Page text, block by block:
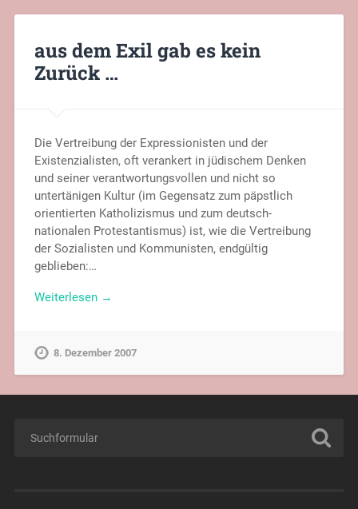
aus dem Exil gab es kein
Zurück …
Die Vertreibung der Expressionisten und der
Existenzialisten, oft verankert in jüdischem Denken
und seiner verantwortungsvollen und nicht so
untertänigen Kultur (im Gegensatz zum päpstlich
orientierten Katholizismus und zum deutsch-
nationalen Protestantismus) ist, wie die Vertreibung
der Sozialisten und Kommunisten, endgültig
geblieben:…
Weiterlesen →
8. Dezember 2007